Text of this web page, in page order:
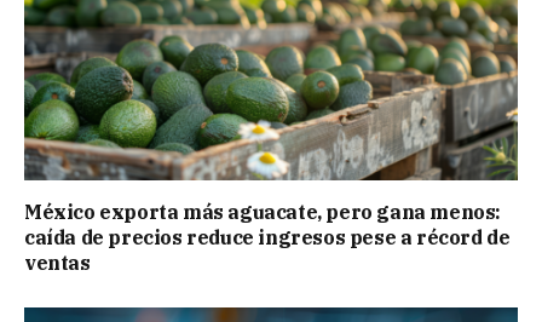
México exporta más aguacate, pero gana menos:
caída de precios reduce ingresos pese a récord de
ventas